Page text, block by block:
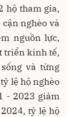
hộ tham gia,
nghèo và
nguồn lực,
triển kinh tế,
và từng
lệ hộ nghèo
- 2023 giảm
tỷ lệ hộ